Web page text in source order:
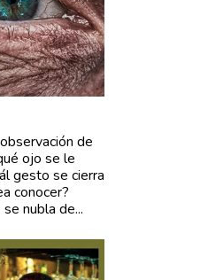
de
ojo se le
gesto se cierra
conocer?
nubla de...